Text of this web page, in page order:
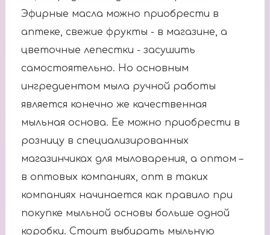
Эфирные масла можно приобрести в
аптеке, свежие фрукты - в магазине, а
цветочные лепестки - засушить
самостоятельно. Но основным
ингредиентом мыла ручной работы
является конечно же качественная
мыльная основа. Ее можно приобрести в
розницу в специализированных
магазинчиках для мыловарения, а оптом –
в оптовых компаниях, опт в таких
компаниях начинается как правило при
покупке мыльной основы больше одной
коробки. Стоит выбирать мыльную